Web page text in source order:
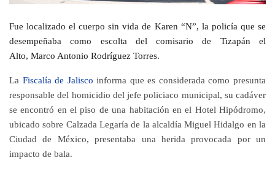
Fue localizado el cuerpo sin vida de Karen “N”, la policía que se
desempeñaba como escolta del comisario de Tizapán el
Alto, Marco Antonio Rodríguez Torres.
La Fiscalía de Jalisco informa que es considerada como presunta
responsable del homicidio del jefe policiaco municipal, su cadáver
se encontró en el piso de una habitación en el Hotel Hipódromo,
ubicado sobre Calzada Legaría de la alcaldía Miguel Hidalgo en la
Ciudad de México,presentaba una herida provocada por un
impacto de bala.